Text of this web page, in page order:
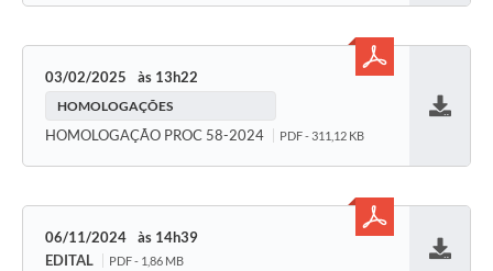
03/02/2025 13h22
HOMOLOGAÇÕES
HOMOLOGAÇÃO PROC 58-2024 PDF - 311,12 KB
06/11/2024
14h39
EDITAL
PDF - 1,86 MB